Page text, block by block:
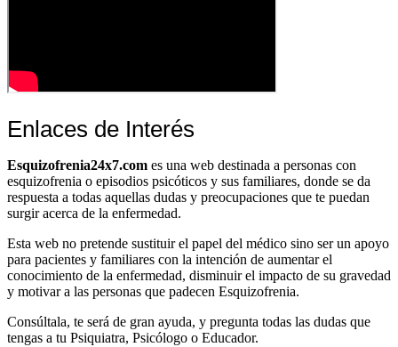
Enlaces de Interés
Esquizofrenia24x7.com es una web destinada a personas con
esquizofrenia o episodios psicóticos y sus familiares, donde se da
respuesta a todas aquellas dudas y preocupaciones que te puedan
surgir acerca de la enfermedad.
Esta web no pretende sustituir el papel del médico sino ser un apoyo
para pacientes y familiares con la intención de aumentar el
conocimiento de la enfermedad, disminuir el impacto de su gravedad
y motivar a las personas que padecen Esquizofrenia.
Consúltala, te será de gran ayuda, y pregunta todas las dudas que
tengas a tu Psiquiatra, Psicólogo o Educador.